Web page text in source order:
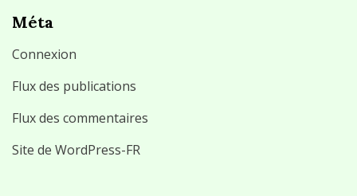
Méta
Connexion
Flux des publications
Flux des commentaires
Site de WordPress-FR